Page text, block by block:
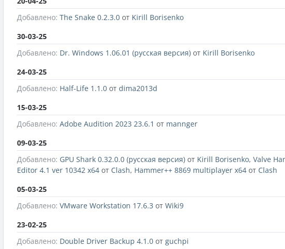
Добавлено: The Snake 0.2.3.0 от Kirill Borisenko
30-03-25
Добавлено: Dr. Windows 1.06.01 (русская версия) от Kirill Borisenko
24-03-25
Добавлено: Half-Life 1.1.0 от dima2013d
15-03-25
Добавлено: Adobe Audition 2023 23.6.1 от mannger
09-03-25
Добавлено: GPU Shark 0.32.0.0 (русская версия) от Kirill Borisenko, Valve
Editor 4.1 ver 10342 x64 от Clash, Hammer++ 8869 multiplayer x64 от Clash
05-03-25
Добавлено: VMware Workstation 17.6.3 от Wiki9
23-02-25
Добавлено: Double Driver Backup 4.1.0 от guchpi